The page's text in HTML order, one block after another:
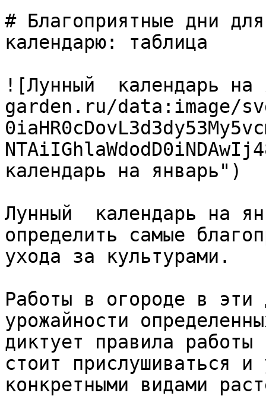
# Благоприятные дни
календарю: таблица
![Лунный  календарь
garden.ru/data:image/
календарь на январь")
Лунный  календарь на
определить самые
ухода за культурами.
Работы в огороде в эти
урожайности
диктует правила
стоит прислушиваться
конкретными видами